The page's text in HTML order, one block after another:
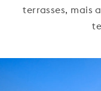
terrasses, mais